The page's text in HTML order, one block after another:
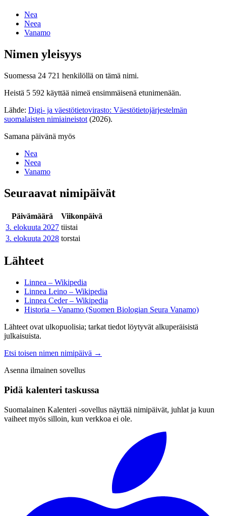
Nea
Neea
Vanamo
Nimen yleisyys
Suomessa 24 721 henkilöllä on tämä nimi.
Heistä 5 592 käyttää nimeä ensimmäisenä etunimenään.
Lähde: Digi- ja väestötietovirasto: Väestötietojärjestelmän
suomalaisten nimiaineistot (2026).
Samana päivänä myös
Nea
Neea
Vanamo
Seuraavat nimipäivät
Päivämäärä
Viikonpäivä
3. elokuuta 2027 tiistai
3. elokuuta 2028 torstai
Lähteet
Linnea – Wikipedia
Linnea Leino – Wikipedia
Linnea Ceder – Wikipedia
Historia – Vanamo (Suomen Biologian Seura Vanamo)
Lähteet ovat ulkopuolisia; tarkat tiedot löytyvät alkuperäisistä
julkaisuista.
Etsi toisen nimen nimipäivä →
Asenna ilmainen sovellus
Pidä kalenteri taskussa
Suomalainen Kalenteri ‑sovellus näyttää nimipäivät, juhlat ja kuun
vaiheet myös silloin, kun verkkoa ei ole.